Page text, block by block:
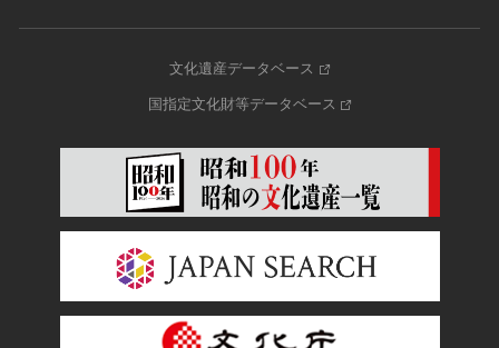
文化遺産データベース
国指定文化財等データベース